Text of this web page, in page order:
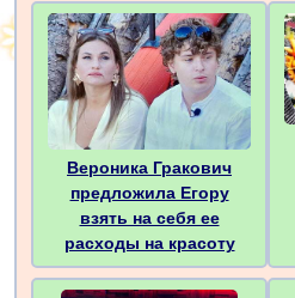
Вероника Гракович
предложила Егору
взять на себя ее
расходы на красоту